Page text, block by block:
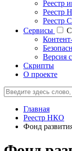
Реестр
Реестр
Реестр
Cервисы
Версия
Скрипты
О проекте
Главная
Реестр НКО
Фонд